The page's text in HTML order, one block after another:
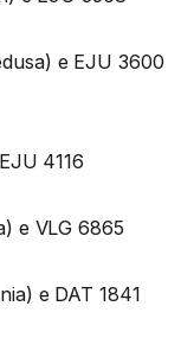
e EJU 3600
4116
e VLG 6865
e DAT 1841